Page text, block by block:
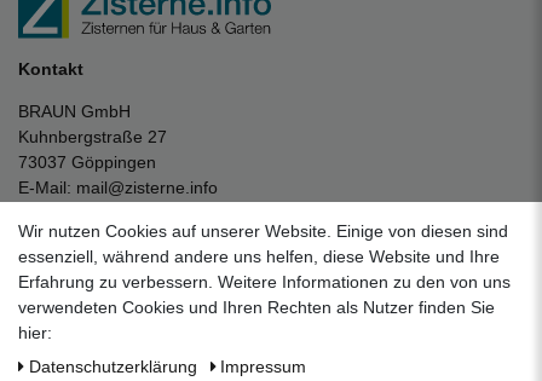
Kontakt
BRAUN GmbH
Kuhnbergstraße 27
73037 Göppingen
E-Mail: mail@zisterne.info
Unternehmen
Datenschutzerklärung
Impressum
Über uns
Wir nutzen Cookies auf unserer Website. Einige von diesen sind
essenziell, während andere uns helfen, diese Website und Ihre
Erfahrung zu verbessern. Weitere Informationen zu den von uns
verwendeten Cookies und Ihren Rechten als Nutzer finden Sie
hier:
Daten­schutz­erklärung
Impressum